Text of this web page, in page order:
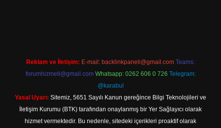
Reklam ve İletişim: E-mail: backlinkpaneli@gmail.com Teams:
forumhizmeti@gmail.com Whatsapp: 0262 606 0 726 Telegram:
@karabul
Yasal Uyarı: Sitemiz, 5651 Sayılı Kanun gereğince Bilgi Teknolojileri ve
İletişim Kurumu (BTK) tarafından onaylanmış bir Yer Sağlayıcı olarak
hizmet vermektedir. Bu nedenle, sitedeki içerikleri proaktif olarak